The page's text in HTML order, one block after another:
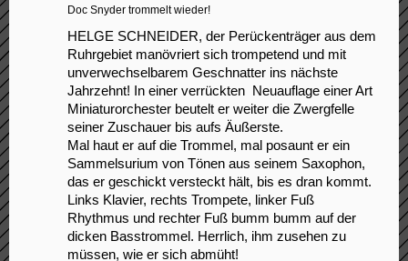
Doc Snyder trommelt wieder!
HELGE SCHNEIDER, der Perückenträger aus dem
Ruhrgebiet manövriert sich trompetend und mit
unverwechselbarem Geschnatter ins nächste
Jahrzehnt! In einer verrückten Neuauflage einer Art
Miniaturorchester beutelt er weiter die Zwergfelle
seiner Zuschauer bis aufs Äußerste.
Mal haut er auf die Trommel, mal posaunt er ein
Sammelsurium von Tönen aus seinem Saxophon,
das er geschickt versteckt hält, bis es dran kommt.
Links Klavier, rechts Trompete, linker Fuß
Rhythmus und rechter Fuß bumm bumm auf der
dicken Basstrommel. Herrlich, ihm zusehen zu
müssen, wie er sich abmüht!